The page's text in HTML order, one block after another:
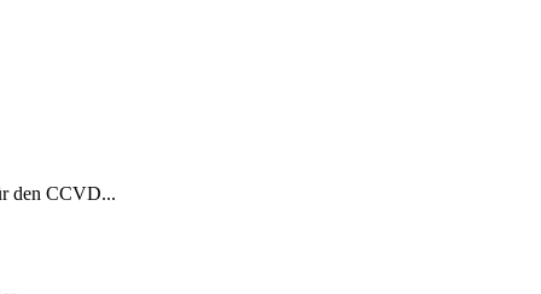
den CCVD...